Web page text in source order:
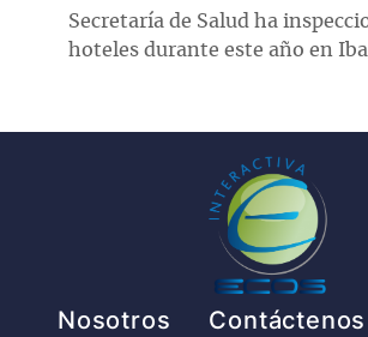
Secretaría de Salud ha
hoteles durante este año en
Pie de página
Nosotros Contáctenos